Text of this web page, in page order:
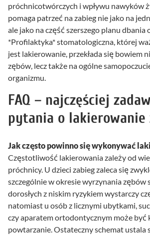
próchnicotwórczych i wpływu nawyków
pomaga patrzeć na zabieg nie jako na
ale jako na część szerszego planu dbania
*Profilaktyka* stomatologiczna, której
jest lakierowanie, przekłada się bowiem
zębów, lecz także na ogólne
organizmu.
FAQ – najczęściej
pytania o lakierowanie
Jak często powinno się wykonywać
Częstotliwość lakierowania zależy od
próchnicy. U dzieci zabieg zaleca się
szczególnie w okresie wyrzynania zębów
dorosłych z niskim ryzykiem wystarczy
natomiast u osób z licznymi ubytkami,
czy aparatem ortodontycznym może być
powtarzanie. Ostateczny schemat ustala